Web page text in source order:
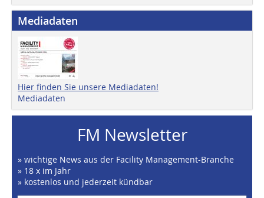
Mediadaten
Hier finden Sie unsere Mediadaten!
Mediadaten
FM Newsletter
» wichtige News aus der Facility Management-Branche
» 18 x im Jahr
» kostenlos und jederzeit kündbar